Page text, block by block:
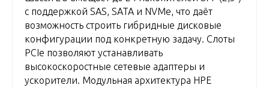
с поддержкой SAS, SATA и NVMe, что даёт
возможность строить гибридные дисковые
конфигурации под конкретную задачу. Слоты
PCIe позволяют устанавливать
высокоскоростные сетевые адаптеры и
ускорители. Модульная архитектура HPE